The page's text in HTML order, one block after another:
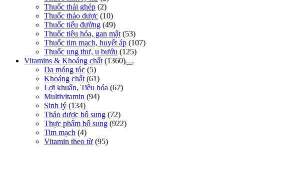
Thuốc thải ghép (2)
Thuốc thảo dược (10)
Thuốc tiểu đường (49)
Thuốc tiêu hóa, gan mật (53)
Thuốc tim mạch, huyết áp (107)
Thuốc ung thư, u bướu (125)
Vitamins & Khoáng chất (1360)
Da móng tóc (5)
Khoáng chất (61)
Lợi khuẩn, Tiêu hóa (67)
Multivitamin (94)
Sinh lý (134)
Thảo dược bổ sung (72)
Thực phẩm bổ sung (922)
Tim mạch (4)
Vitamin theo từ (95)